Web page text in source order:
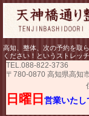
高知、整体、次の予約を取
ください！というストレッ
TEL.088-822-3736
〒780-0870 高知県高知
住友ビル
日曜日 営業いたし